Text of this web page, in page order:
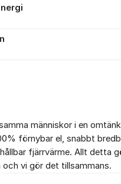
människor i en
förnybar el, snabbt
fjärrvärme. Allt detta
och vi gör det tillsammans.